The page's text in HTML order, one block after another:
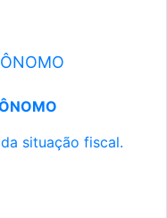
situação fiscal.